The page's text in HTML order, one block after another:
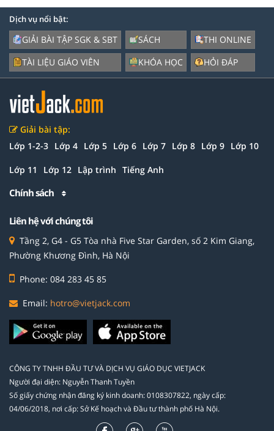
Dịch vụ nổi bật:
GIẢI BÀI TẬP SGK & SBT
TÀI LIỆU GIÁO VIÊN
SÁCH
KHÓA HỌC
THI ONLINE
HỎI ĐÁP
Giải bài tập:
Lớp 1-2-3 Lớp 4 Lớp 5 Lớp 6 Lớp 7 Lớp 8 Lớp 9 Lớp 10
Lớp 11 Lớp 12 Lập trình Tiếng Anh
Chính sách
Liên hệ với chúng tôi
Tầng 2, G4 - G5 Tòa nhà Five Star Garden, số 2 Kim Giang,
Phường Khương Đình, Hà Nội
Phone: 084 283 45 85
Email: hotro@vietjack.com
CÔNG TY TNHH ĐẦU TƯ VÀ DỊCH VỤ GIÁO DỤC VIETJACK
Người đại diện: Nguyễn Thanh Tuyền
Số giấy chứng nhận đăng ký kinh doanh: 0108307822, ngày cấp:
04/06/2018, nơi cấp: Sở Kế hoạch và Đầu tư thành phố Hà Nội.